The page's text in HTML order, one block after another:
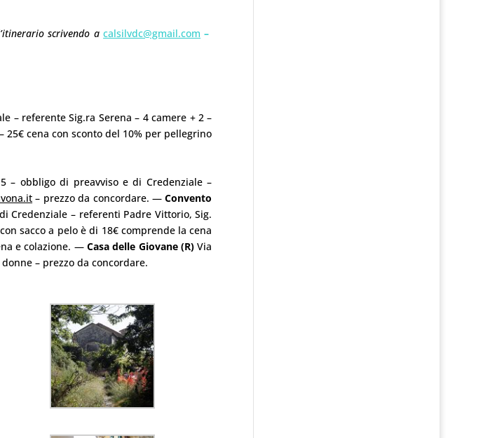
scrivendo a calsilvdc@gmail.com –
– referente Sig.ra Serena – 4 camere + 2 –
25€ cena con sconto del 10% per pellegrino
– obbligo di preavviso e di Credenziale –
– prezzo da concordare. —Convento
Credenziale – referenti Padre Vittorio, Sig.
sacco a pelo è di 18€ comprende la cena
e colazione. —Casa delle Giovane (R) Via
– prezzo da concordare.